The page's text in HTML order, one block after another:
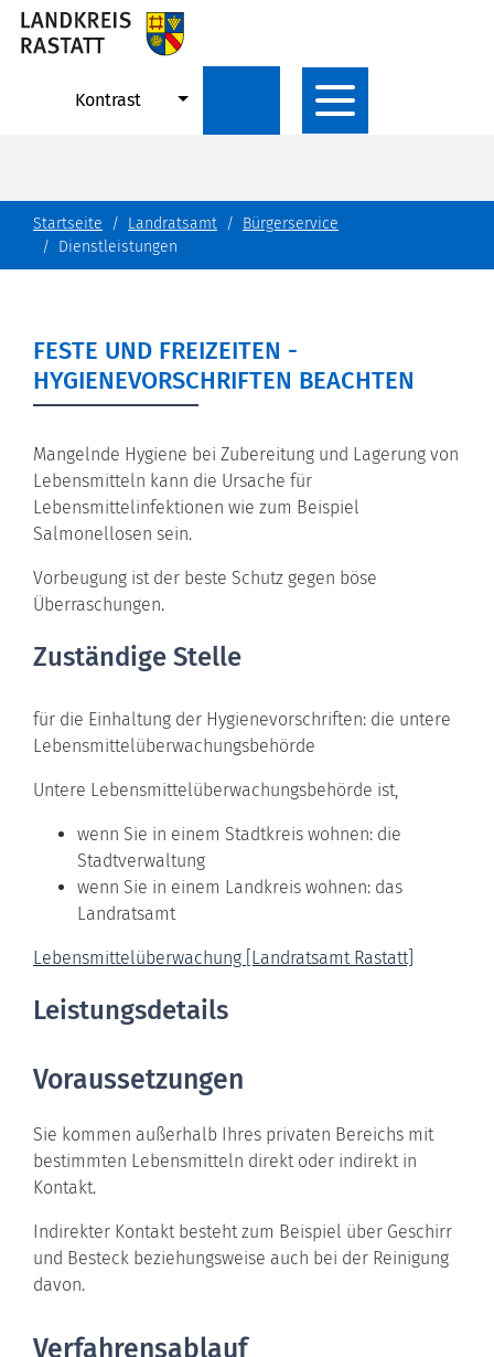
Kontrast
Startseite Landratsamt
Bürgerservice
Dienstleistungen
FESTE UND FREIZEITEN -
HYGIENEVORSCHRIFTEN BEACHTEN
Mangelnde Hygiene bei Zubereitung und Lagerung von
Lebensmitteln kann die Ursache für
Lebensmittelinfektionen wie zum Beispiel
Salmonellosen sein.
Vorbeugung ist der beste Schutz gegen böse
Überraschungen.
Zuständige Stelle
für die Einhaltung der Hygienevorschriften: die untere
Lebensmittelüberwachungsbehörde
Untere Lebensmittelüberwachungsbehörde ist,
wenn Sie in einem Stadtkreis wohnen: die
Stadtverwaltung
wenn Sie in einem Landkreis wohnen: das
Landratsamt
Lebensmittelüberwachung [Landratsamt Rastatt]
Leistungsdetails
Voraussetzungen
Sie kommen außerhalb Ihres privaten Bereichs mit
bestimmten Lebensmitteln direkt oder indirekt in
Kontakt.
Indirekter Kontakt besteht zum Beispiel über Geschirr
und Besteck beziehungsweise auch bei der Reinigung
davon.
Verfahrensablauf